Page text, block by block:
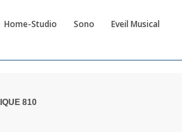
Home-Studio Sono
Eveil Musical
810